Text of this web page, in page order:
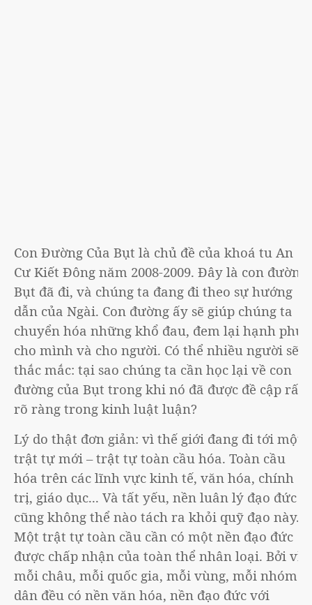
Con Đường Của Bụt là chủ đề của khoá tu An
Cư Kiết Đông năm 2008-2009. Đây là con đường
Bụt đã đi, và chúng ta đang đi theo sự hướng
dẫn của Ngài. Con đường ấy sẽ giúp chúng ta
chuyển hóa những khổ đau, đem lại hạnh phúc
cho mình và cho người. Có thể nhiều người sẽ
thắc mắc: tại sao chúng ta cần học lại về con
đường của Bụt trong khi nó đã được đề cập rất
rõ ràng trong kinh luật luận?
Lý do thật đơn giản: vì thế giới đang đi tới một
trật tự mới – trật tự toàn cầu hóa. Toàn cầu
hóa trên các lĩnh vực kinh tế, văn hóa, chính
trị, giáo dục... Và tất yếu, nền luân lý đạo đức
cũng không thể nào tách ra khỏi quỹ đạo này.
Một trật tự toàn cầu cần có một nền đạo đức
được chấp nhận của toàn thể nhân loại. Bởi vì,
mỗi châu, mỗi quốc gia, mỗi vùng, mỗi nhóm
dân đều có nền văn hóa, nền đạo đức với